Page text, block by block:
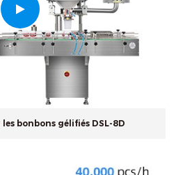
bonbons gélifiés DSL-8D